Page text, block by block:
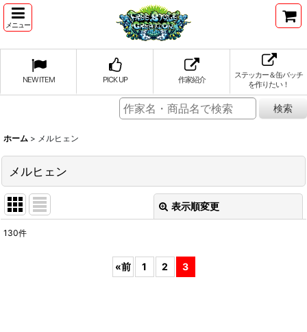
メニュー
NEW ITEM PICK UP 作家紹介
ステッカー＆缶バッチ
を作りたい！
ホーム > メルヒェン
メルヒェン
表示順変更
130件
«前 1 2 3